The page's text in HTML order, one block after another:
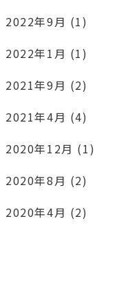
2022年9月 (1)
2022年1月 (1)
2021年9月 (2)
2021年4月 (4)
2020年12月 (1)
2020年8月 (2)
2020年4月 (2)